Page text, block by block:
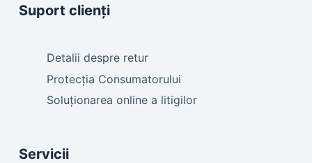
Suport clienți
Detalii despre retur
Protecția Consumatorului
Soluționarea online a litigilor
Servicii